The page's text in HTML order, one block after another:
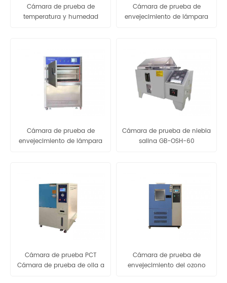
Cámara de prueba de
temperatura y humedad
Cámara de prueba de
envejecimiento de lámpara
Cámara de prueba de
envejecimiento de lámpara
Cámara de prueba de niebla
salina GB-OSH-60
Cámara de prueba PCT
Cámara de prueba de olla a
Cámara de prueba de
envejecimiento del ozono